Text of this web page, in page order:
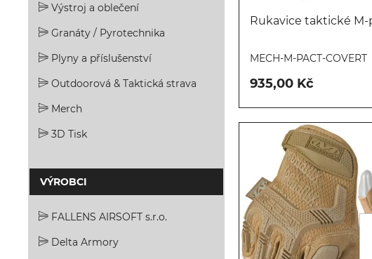
Výstroj a oblečení
Granáty / Pyrotechnika
Plyny a příslušenství
Outdoorová & Taktická strava
Merch
3D Tisk
VÝROBCI
FALLENS AIRSOFT s.r.o.
Delta Armory
Rukavice taktické
MECH-M-PACT-COVERT
935,00 Kč